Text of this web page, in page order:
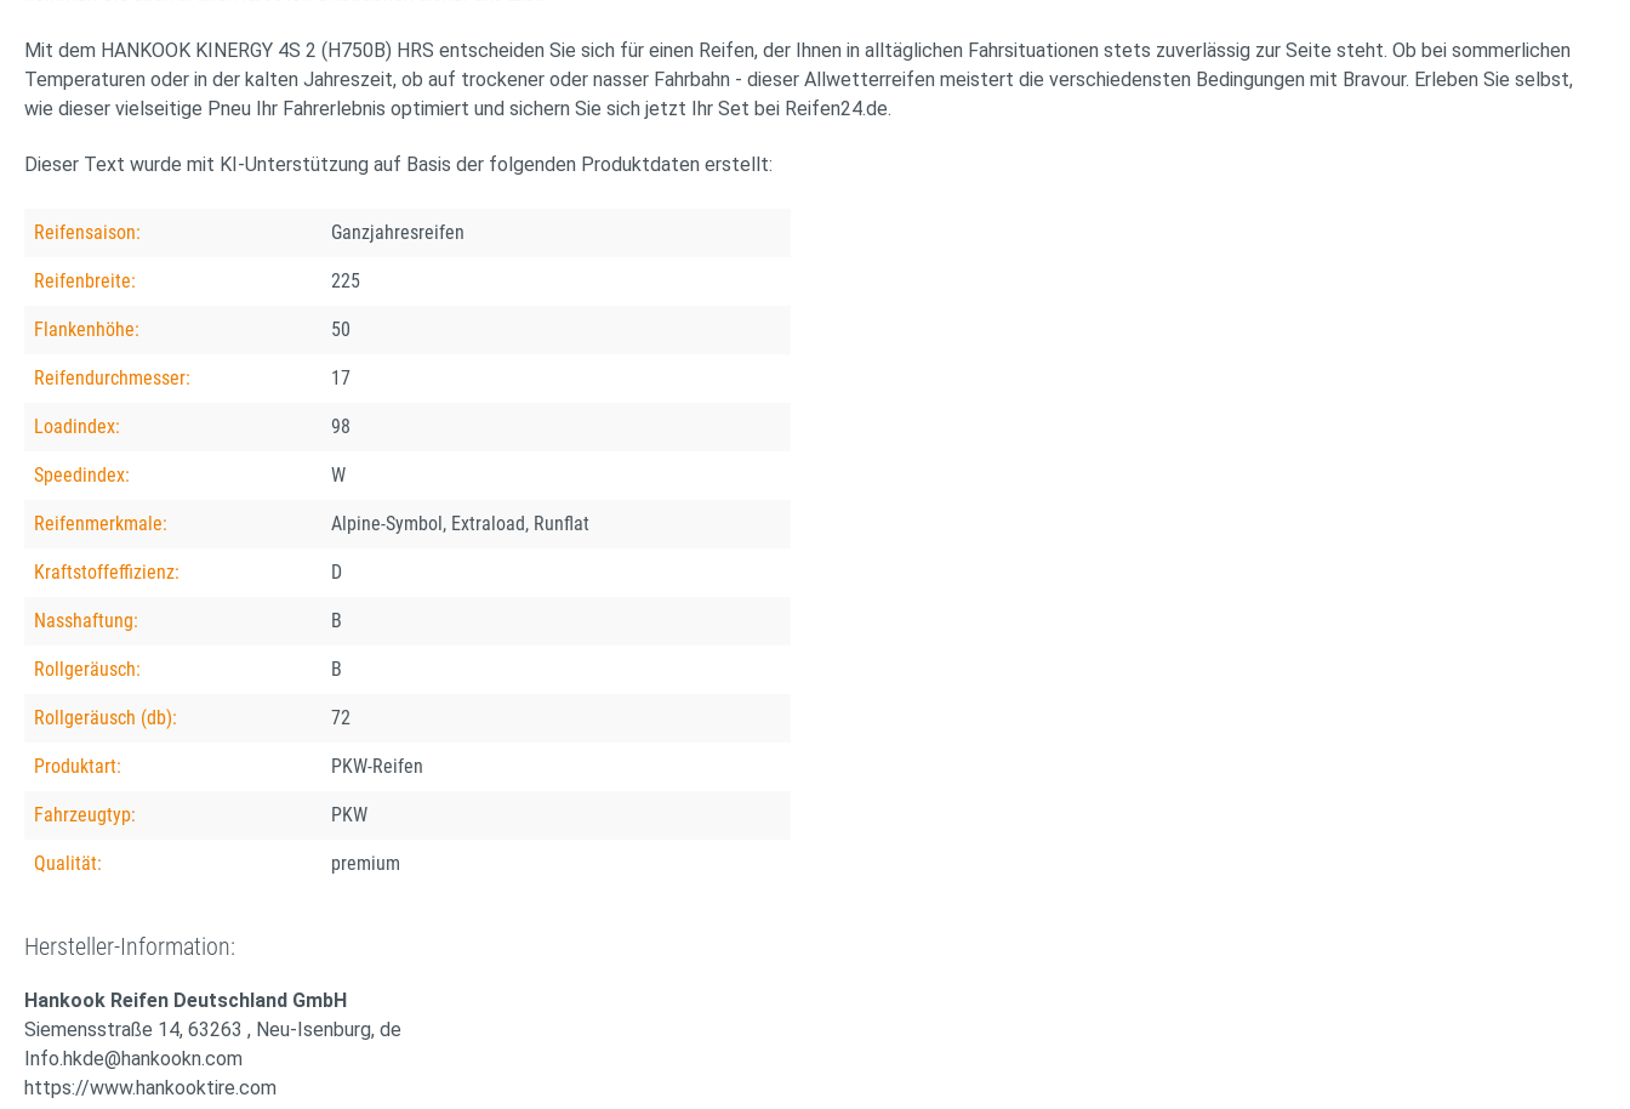
Mit dem HANKOOK KINERGY 4S 2 (H750B) HRS entscheiden Sie sich für einen Reifen, der Ihnen in alltäglichen Fahrsituationen stets zuverlässig zur Seite steht. Ob bei sommerlichen
Temperaturen oder in der kalten Jahreszeit, ob auf trockener oder nasser Fahrbahn - dieser Allwetterreifen meistert die verschiedensten Bedingungen mit Bravour. Erleben Sie selbst,
wie dieser vielseitige Pneu Ihr Fahrerlebnis optimiert und sichern Sie sich jetzt Ihr Set bei Reifen24.de.
Dieser Text wurde mit KI-Unterstützung auf Basis der folgenden Produktdaten erstellt:
Reifensaison: Ganzjahresreifen
Reifenbreite: 225
Flankenhöhe: 50
Reifendurchmesser: 17
Loadindex: 98
Speedindex: W
Reifenmerkmale: Alpine-Symbol, Extraload, Runflat
Kraftstoffeffizienz: D
Nasshaftung: B
Rollgeräusch: B
Rollgeräusch (db): 72
Produktart: PKW-Reifen
Fahrzeugtyp: PKW
Qualität: premium
Hersteller-Information:
Hankook Reifen Deutschland GmbH
Siemensstraße 14, 63263 , Neu-Isenburg, de
Info.hkde@hankookn.com
https://www.hankooktire.com